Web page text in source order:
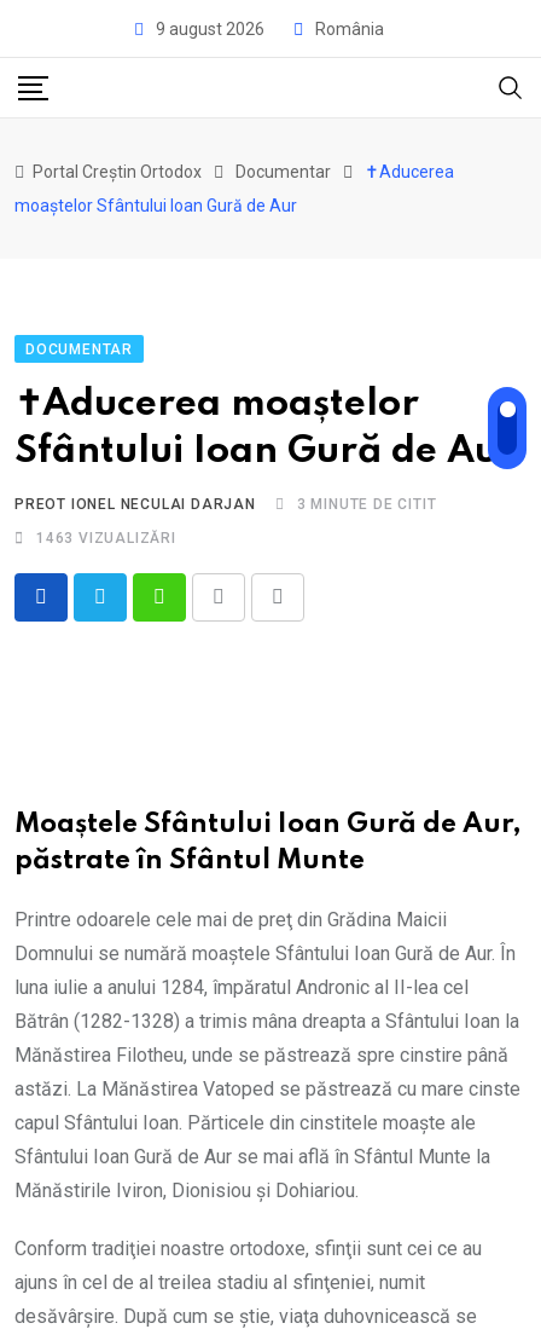
content
9 august 2026 România
Portal Creștin Ortodox Documentar
✝Aducerea
moaștelor Sfântului Ioan Gură de Aur
DOCUMENTAR
✝Aducerea moaștelor
Sfântului Ioan Gură de Aur
PREOT IONEL NECULAI DARJAN
3 MINUTE DE CITIT
1463 VIZUALIZĂRI
Moaștele Sfântului Ioan Gură de Aur,
păstrate în Sfântul Munte
Printre odoarele cele mai de preţ din Grădina Maicii
Domnului se numără moaştele Sfântului Ioan Gură de Aur. În
luna iulie a anului 1284, împăratul Andronic al II-lea cel
Bătrân (1282-1328) a trimis mâna dreapta a Sfântului Ioan la
Mănăstirea Filotheu, unde se păstrează spre cinstire până
astăzi. La Mănăstirea Vatoped se păstrează cu mare cinste
capul Sfântului Ioan. Părticele din cinstitele moaşte ale
Sfântului Ioan Gură de Aur se mai află în Sfântul Munte la
Mănăstirile Iviron, Dionisiou şi Dohiariou.
Conform tradiţiei noastre ortodoxe, sfinţii sunt cei ce au
ajuns în cel de al treilea stadiu al sfinţeniei, numit
desăvârşire. După cum se ştie, viaţa duhovnicească se